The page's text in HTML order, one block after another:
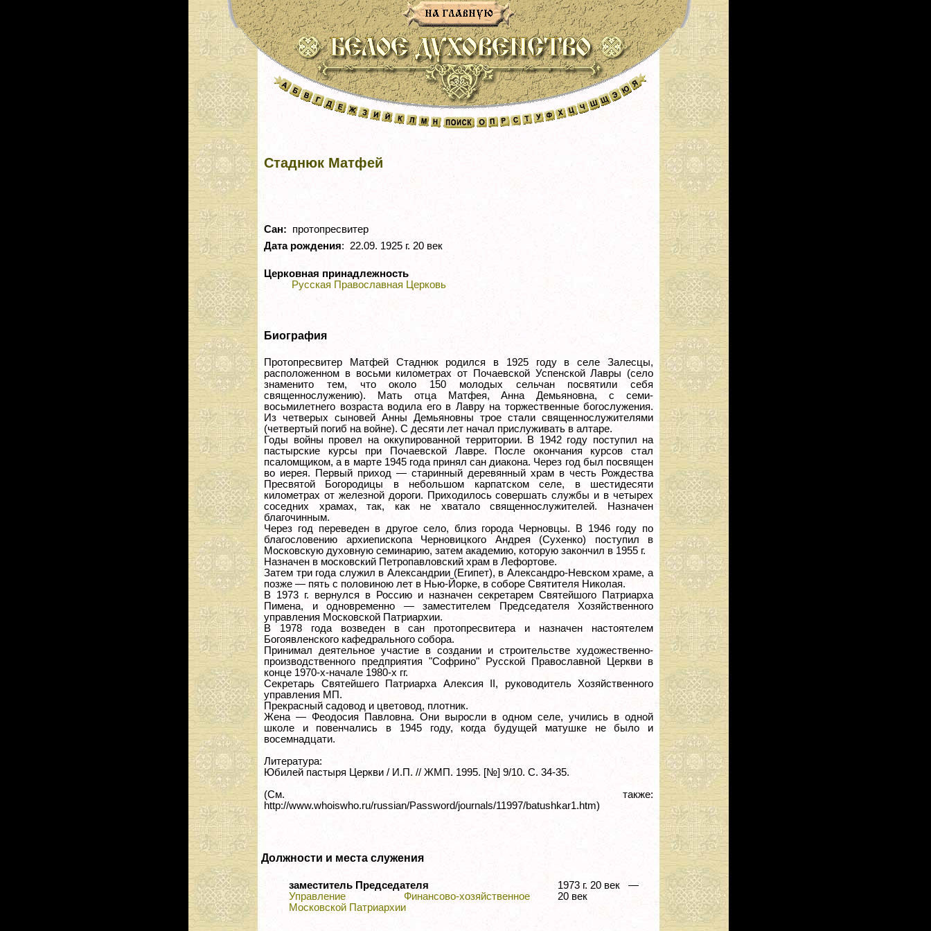
Стаднюк Матфей
Сан: протопресвитер
Дата рождения: 22.09. 1925 г. 20 век
Церковная принадлежность
Русская Православная Церковь
Биография
Протопресвитер Матфей Стаднюк родился в 1925 году в селе Залесцы,
расположенном в восьми километрах от Почаевской Успенской Лавры (село
знаменито тем, что около 150 молодых сельчан посвятили себя
священнослужению). Мать отца Матфея, Анна Демьяновна, с семи-
восьмилетнего возраста водила его в Лавру на торжественные богослужения.
Из четверых сыновей Анны Демьяновны трое стали священнослужителями
(четвертый погиб на войне). С десяти лет начал прислуживать в алтаре.
Годы войны провел на оккупированной территории. В 1942 году поступил на
пастырские курсы при Почаевской Лавре. После окончания курсов стал
псаломщиком, а в марте 1945 года принял сан диакона. Через год был посвящен
во иерея. Первый приход — старинный деревянный храм в честь Рождества
Пресвятой Богородицы в небольшом карпатском селе, в шестидесяти
километрах от железной дороги. Приходилось совершать службы и в четырех
соседних храмах, так, как не хватало священнослужителей. Назначен
благочинным.
Через год переведен в другое село, близ города Черновцы. В 1946 году по
благословению архиепископа Черновицкого Андрея (Сухенко) поступил в
Московскую духовную семинарию, затем академию, которую закончил в 1955 г.
Назначен в московский Петропавловский храм в Лефортове.
Затем три года служил в Александрии (Египет), в Александро-Невском храме, а
позже — пять с половиною лет в Нью-Йорке, в соборе Святителя Николая.
В 1973 г. вернулся в Россию и назначен секретарем Святейшого Патриарха
Пимена, и одновременно — заместителем Председателя Хозяйственного
управления Московской Патриархии.
В 1978 года возведен в сан протопресвитера и назначен настоятелем
Богоявленского кафедрального собора.
Принимал деятельное участие в создании и строительстве художественно-
производственного предприятия "Софрино" Русской Православной Церкви в
конце 1970-х-начале 1980-х гг.
Секретарь Святейшего Патриарха Алексия II, руководитель Хозяйственного
управления МП.
Прекрасный садовод и цветовод, плотник.
Жена — Феодосия Павловна. Они выросли в одном селе, учились в одной
школе и повенчались в 1945 году, когда будущей матушке не было и
восемнадцати.
Литература:
Юбилей пастыря Церкви / И.П. // ЖМП. 1995. [№] 9/10. С. 34-35.
(См. также:
http://www.whoiswho.ru/russian/Password/journals/11997/batushkar1.htm)
Должности и места служения
заместитель Председателя
Управление Финансово-хозяйственное
Московской Патриархии
1973 г. 20 век —
20 век